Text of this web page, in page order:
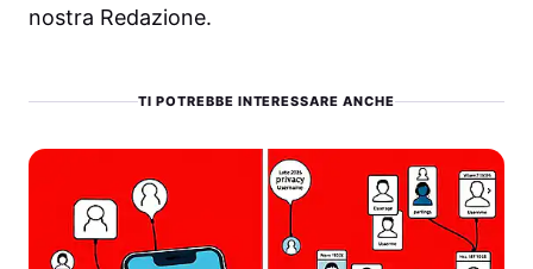
nostra Redazione.
TI POTREBBE INTERESSARE ANCHE